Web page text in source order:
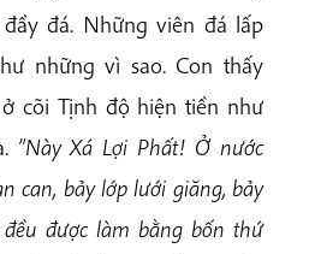
đá. Những viên đá lấp
những vì sao. Con thấy
cõi Tịnh độ hiện tiền như
”Này Xá Lợi Phất! Ở nước
can, bảy lớp lưới giăng, bảy
được làm bằng bốn thứ